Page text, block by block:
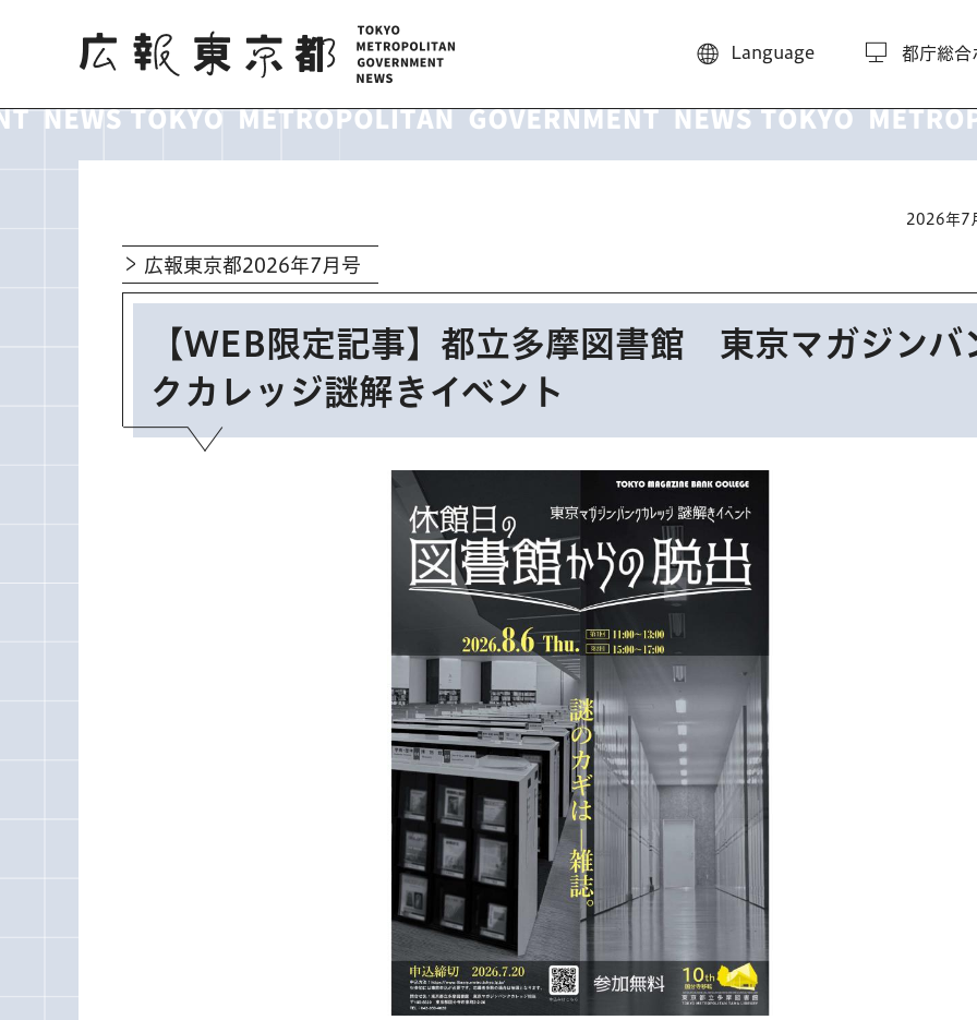
広報東京都
Language 都庁総合
2026年7
広報東京都2026年7月号
【WEB限定記事】都立多摩図書館 東京マガジンバ
クカレッジ謎解きイベント